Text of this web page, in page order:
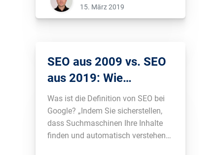
15. März 2019
SEO aus 2009 vs. SEO
aus 2019: Wie
HomeToGo Airbnb
überholte
Was ist die Definition von SEO bei
Google? „Indem Sie sicherstellen,
dass Suchmaschinen Ihre Inhalte
finden und automatisch verstehen